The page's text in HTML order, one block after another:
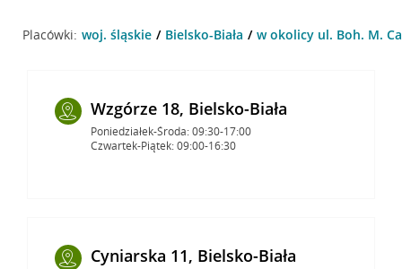
Placówki: woj. śląskie Bielsko-Biała w okolicy ul. Boh. M.
Wzgórze 18, Bielsko-Biała
Poniedziałek-Środa: 09:30-17:00
Czwartek-Piątek: 09:00-16:30
Cyniarska 11, Bielsko-Biała